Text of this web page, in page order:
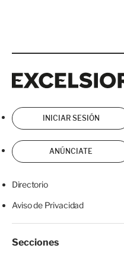
r
o
INICIAR SESIÓN
ANÚNCIATE
Directorio
Aviso de Privacidad
Secciones